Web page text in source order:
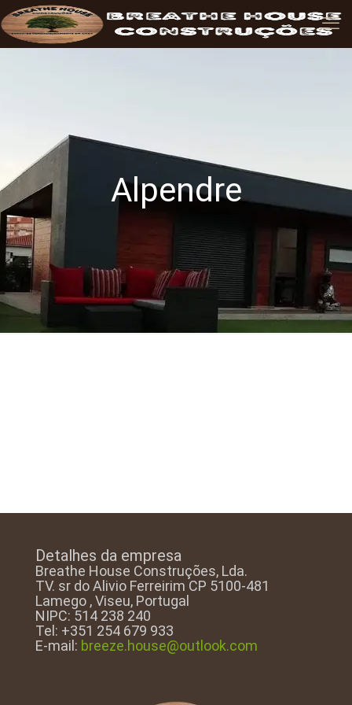
Alpendre
Detalhes da empresa
Breathe House Construções, Lda.
TV. sr do Alivio Ferreirim CP 5100-481
Lamego , Viseu, Portugal
NIPC: 514 238 240
Tel: +351 254 679 933
E-mail: breeze.house@outlook.com